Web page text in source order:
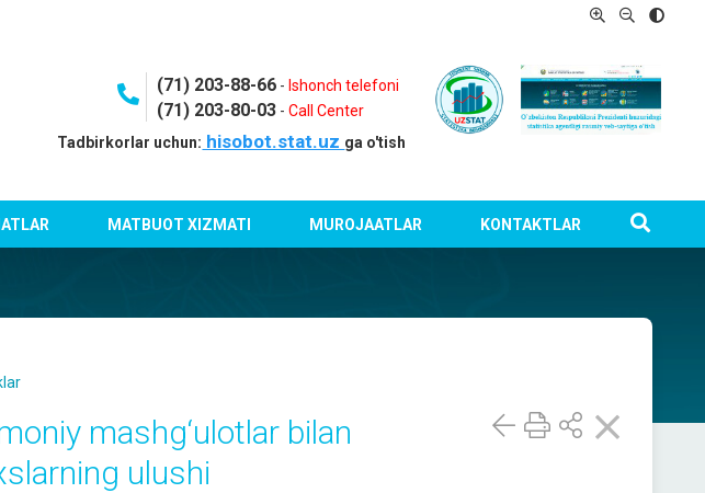
(71) 203-88-66 - Ishonch telefoni
(71) 203-80-03 -Call Center
Tadbirkorlar uchun: hisobot.stat.uz ga o'tish
MATBUOT XIZMATI MUROJAATLAR KONTAKTLAR
mashg‘ulotlar bilan
ulushi